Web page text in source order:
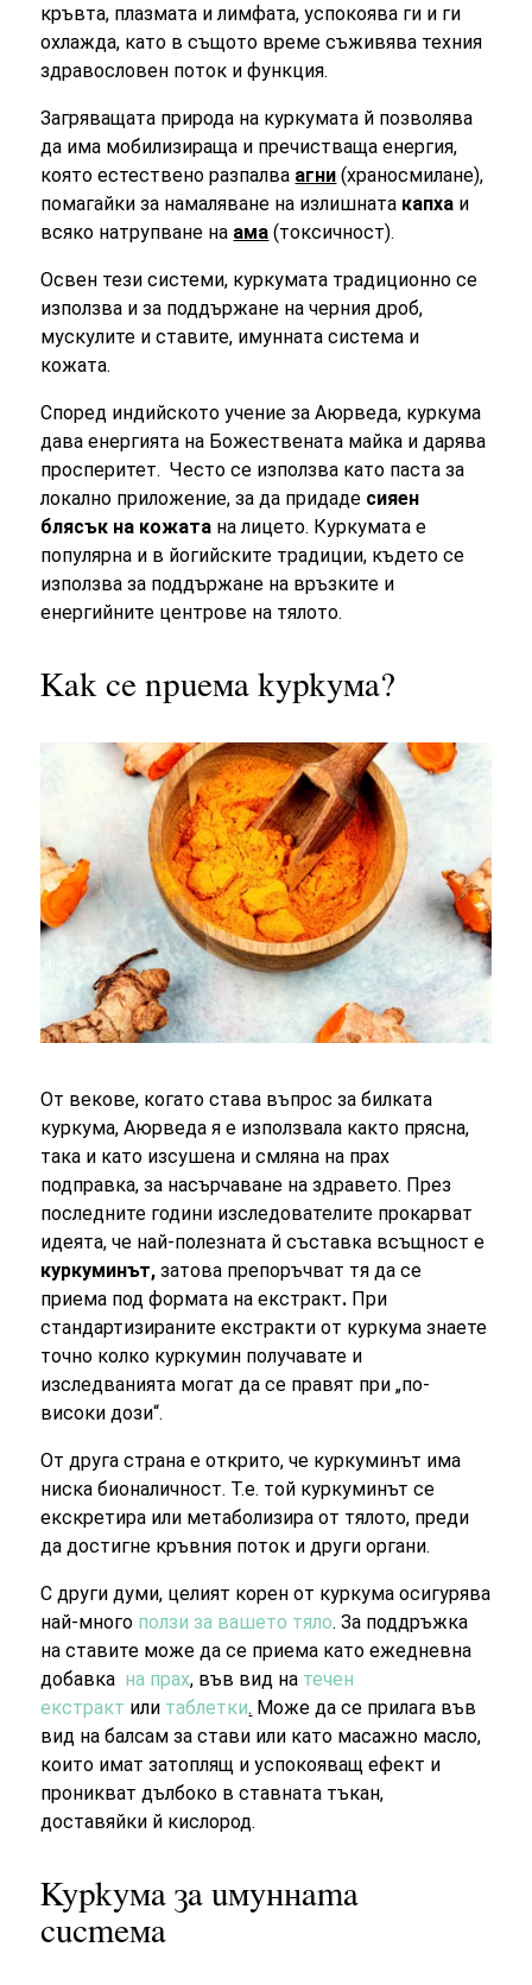
кръвта, плазмата и лимфата, успокоява ги и ги
охлажда, като в същото време съживява техния
здравословен поток и функция.
Загряващата природа на куркумата й позволява
да има мобилизираща и пречистваща енергия,
която естествено разпалва агни (храносмилане),
помагайки за намаляване на излишната капха и
всяко натрупване на ама (токсичност).
Освен тези системи, куркумата традиционно се
използва и за поддържане на черния дроб,
мускулите и ставите, имунната система и
кожата.
Според индийското учение за Аюрведа, куркума
дава енергията на Божествената майка и дарява
просперитет. Често се използва като паста за
локално приложение, за да придаде сияен
блясък на кожата на лицето. Куркумата е
популярна и в йогийските традиции, където се
използва за поддържане на връзките и
енергийните центрове на тялото.
Как се приема куркума?
От векове, когато става въпрос за билката
куркума, Аюрведа я е използвала както прясна,
така и като изсушена и смляна на прах
подправка, за насърчаване на здравето. През
последните години изследователите прокарват
идеята, че най-полезната й съставка всъщност е
куркуминът,затова препоръчват тя да се
приема под формата на екстракт. При
стандартизираните екстракти от куркума знаете
точно колко куркумин получавате и
изследванията могат да се правят при „по-
високи дози“.
От друга страна е открито, че куркуминът има
ниска бионаличност. Т.е. той куркуминът се
екскретира или метаболизира от тялото, преди
да достигне кръвния поток и други органи.
С други думи, целият корен от куркума осигурява
най-много ползи за вашето тяло. За поддръжка
на ставите може да се приема като ежедневна
добавка на прах, във вид на течен
екстракт или таблетки. Може да се прилага във
вид на балсам за стави или като масажно масло,
които имат затоплящ и успокояващ ефект и
проникват дълбоко в ставната тъкан,
доставяйки й кислород.
Куркума за имунната
система